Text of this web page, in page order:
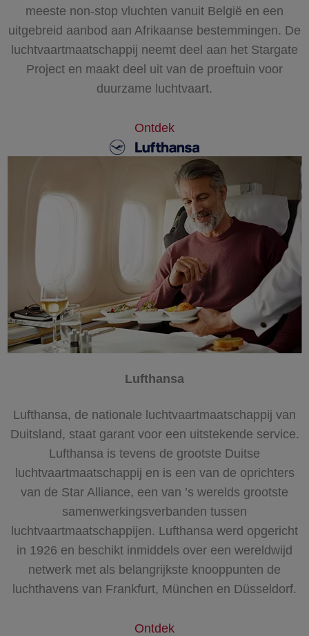
meeste non-stop vluchten vanuit België en een
uitgebreid aanbod aan Afrikaanse bestemmingen. De
luchtvaartmaatschappij neemt deel aan het Stargate
Project en maakt deel uit van de proeftuin voor
duurzame luchtvaart.
Ontdek
Lufthansa
Lufthansa, de nationale luchtvaartmaatschappij van
Duitsland, staat garant voor een uitstekende service.
Lufthansa is tevens de grootste Duitse
luchtvaartmaatschappij en is een van de oprichters
van de Star Alliance, een van ’s werelds grootste
samenwerkingsverbanden tussen
luchtvaartmaatschappijen. Lufthansa werd opgericht
in 1926 en beschikt inmiddels over een wereldwijd
netwerk met als belangrijkste knooppunten de
luchthavens van Frankfurt, München en Düsseldorf.
Ontdek